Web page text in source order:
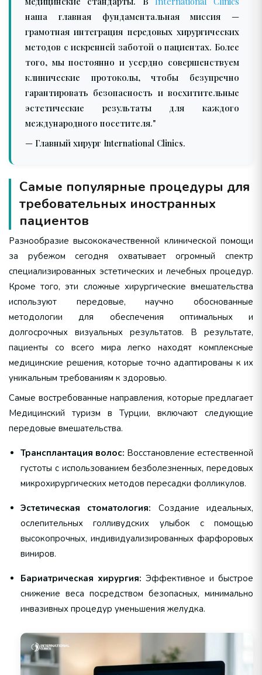
наша главная фундаментальная миссия —
грамотная интеграция передовых хирургических
методов с искренней заботой о пациентах. Более
того, мы постоянно и усердно совершенствуем
клинические протоколы, чтобы безупречно
гарантировать безопасность и восхитительные
эстетические результаты для каждого
международного посетителя."
— Главный хирург International Clinics.
Самые популярные процедуры для
требовательных иностранных
пациентов
Разнообразие высококачественной клинической помощи
за рубежом сегодня охватывает огромный спектр
специализированных эстетических и лечебных процедур.
Кроме того, эти сложные хирургические вмешательства
используют передовые, научно обоснованные
методологии для обеспечения оптимальных и
долгосрочных визуальных результатов. В результате,
пациенты со всего мира легко находят комплексные
медицинские решения, которые точно адаптированы к их
уникальным требованиям к здоровью.
Самые востребованные направления, которые предлагает
Медицинский туризм в Турции, включают следующие
передовые вмешательства.
Трансплантация волос: Восстановление естественной
густоты с использованием безболезненных, передовых
микрохирургических методов пересадки фолликулов.
Эстетическая стоматология: Создание идеальных,
ослепительных голливудских улыбок с помощью
высокопрочных, индивидуализированных фарфоровых
виниров.
Бариатрическая хирургия: Эффективное и быстрое
снижение веса посредством безопасных, минимально
инвазивных процедур уменьшения желудка.